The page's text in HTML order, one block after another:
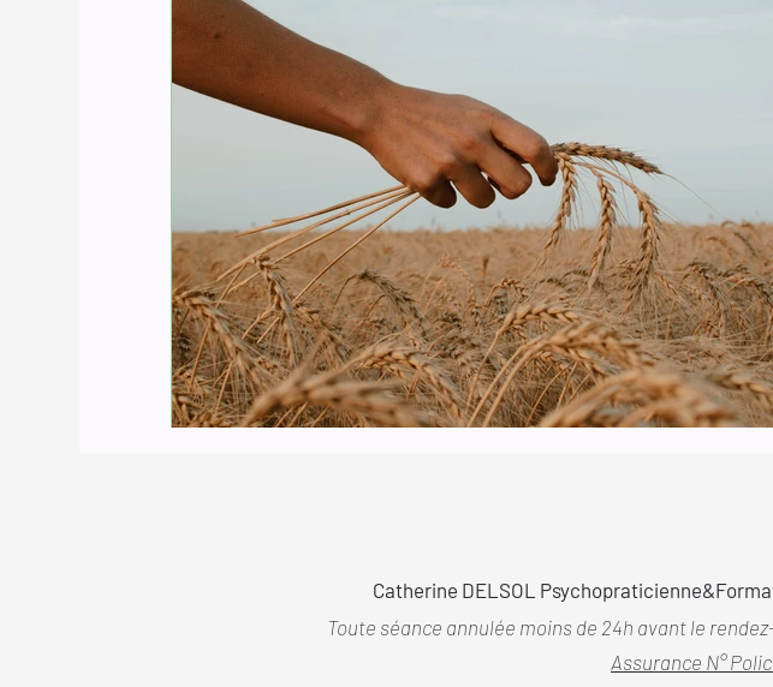
Catherine DELSOL
Toute séance annulée moins de 24h avant le
Assurance N°